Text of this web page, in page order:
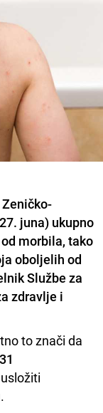
juna) ukupno
morbila, tako
oboljelih od
Službe za
zdravlje i
to znači da